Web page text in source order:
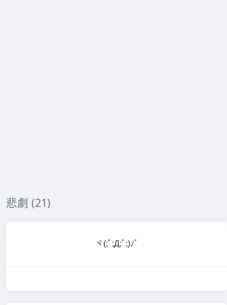
悲劇 (21)
ヾ(;ﾟ;Д;ﾟ;)ﾉﾞ